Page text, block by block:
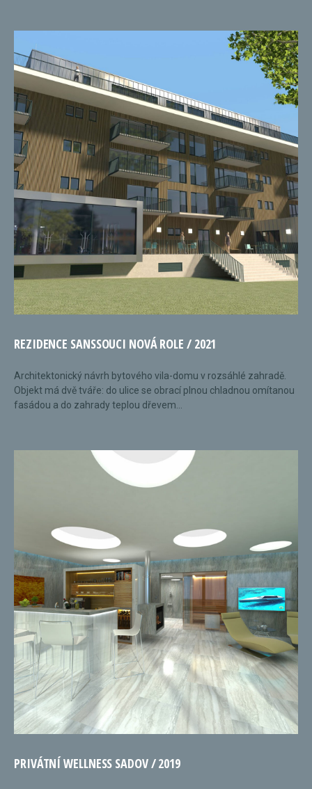
REZIDENCE SANSSOUCI NOVÁ ROLE / 2021
Architektonický návrh bytového vila-domu v rozsáhlé zahradě.
Objekt má dvě tváře: do ulice se obrací plnou chladnou omítanou
fasádou a do zahrady teplou dřevem...
PRIVÁTNÍ WELLNESS SADOV / 2019